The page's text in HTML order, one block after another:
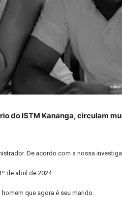
do ISTM Kananga, circulam
De acordo com a nossa
de abril de 2024.
que agora é seu marido.